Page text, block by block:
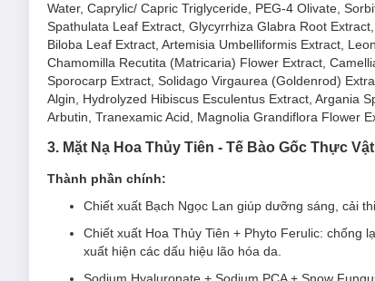
EX
Mặt nạ dưỡng sáng và săn chắc da Naruko Taiwan
kém săn chắc, chảy xệ, chùng nhão... với thiết kế độc
và làm săn chắc da.
Đồng thời, chiết xuất Bạch Ngọc Lan giúp chống lại
tình trạng da tối xỉn & không đều màu.
Mặt Nạ Naruko Taiwan Magnolia Brightening
Water, Caprylic/ Capric Triglyceride, PEG-4 Olivate,
Spathulata Leaf Extract, Glycyrrhiza Glabra Root
Biloba Leaf Extract, Artemisia Umbelliformis Extract,
Chamomilla Recutita (Matricaria) Flower Extract,
Sporocarp Extract, Solidago Virgaurea (Goldenrod)
Algin, Hydrolyzed Hibiscus Esculentus Extract, Argania
Arbutin, Tranexamic Acid, Magnolia Grandiflora Flower
3. Mặt Nạ Hoa Thủy Tiên - Tế Bào Gốc Thực
Thành phần chính:
Chiết xuất Bạch Ngọc Lan giúp dưỡng sáng, cải
Chiết xuất Hoa Thủy Tiên + Phyto Ferulic: chống
xuất hiện các dấu hiệu lão hóa da.